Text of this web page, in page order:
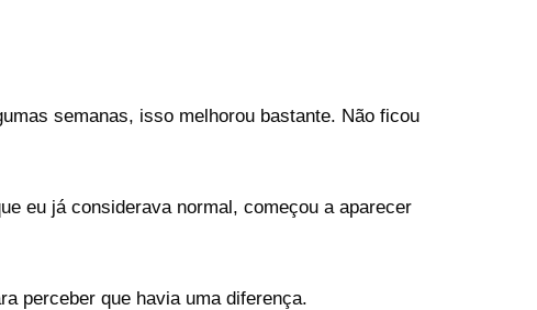
semanas, isso melhorou bastante. Não ficou
eu já considerava normal, começou a aparecer
perceber que havia uma diferença.